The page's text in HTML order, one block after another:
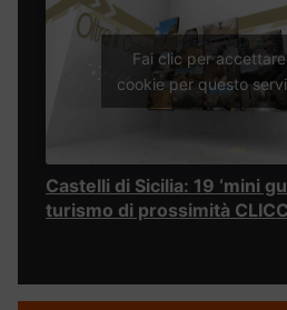
Fai clic per
cookie per questo
Castelli di Sicilia: 19 ‘mini
turismo di prossimità